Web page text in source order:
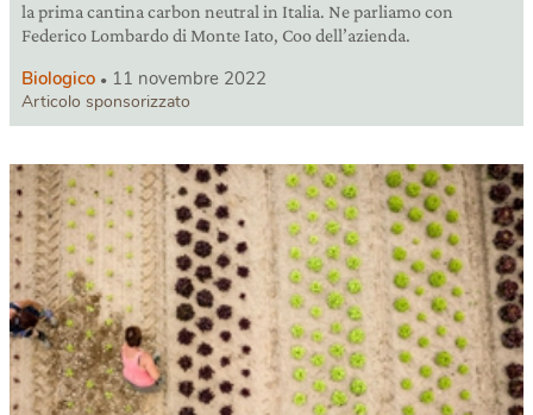
la prima cantina carbon neutral in Italia. Ne parliamo con
Federico Lombardo di Monte Iato, Coo dell’azienda.
Biologico 11 novembre 2022
Articolo sponsorizzato